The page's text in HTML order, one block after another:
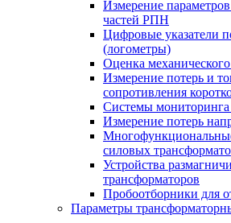
Измерение
частей РПН
Цифровые указатели
(логометры)
Оценка
Измерение потерь и
сопротивления
Системы мониторинга
Измерение потерь
силовых
Устройства
трансформаторов
Пробоотборники для
Параметры